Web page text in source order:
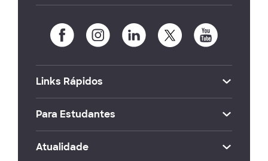
Links Rápidos
Para Estudantes
Atualidade